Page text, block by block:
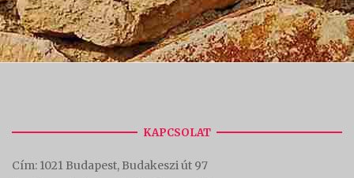
KAPCSOLAT
Cím: 1021 Budapest, Budakeszi út 97